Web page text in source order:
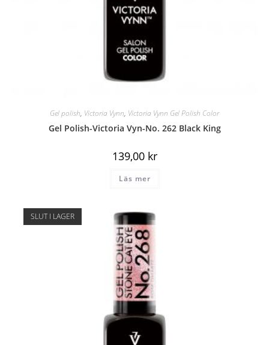
Gel polish, Victoria Vynn, Victoria Vynn Gel Polish Color
Gel Polish-Victoria Vyn-No. 262 Black King
139,00 kr
Läs mer
SLUT I LAGER